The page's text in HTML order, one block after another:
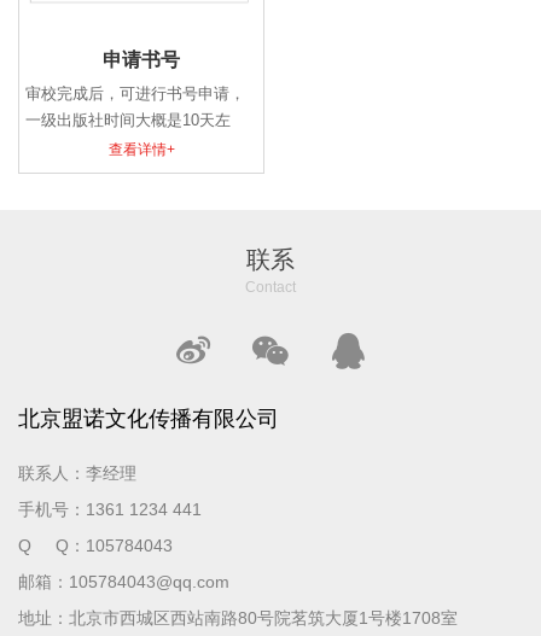
申请书号
审校完成后，可进行书号申请，
一级出版社时间大概是10天左
右，省级出版社大概是20天左
右。申请过程中采用实名制，是
的资料:定稿书名、作者名、作者
查看详情+
联系
Contact
北京盟诺文化传播有限公司
联系人：李经理
手机号：1361 1234 441
Q Q：105784043
邮箱： 105784043@qq.com
地址：北京市西城区西站南路80号院茗筑大厦1号楼1708室